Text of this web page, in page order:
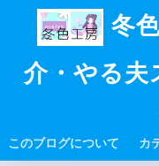
冬
介・やる夫
このブログについて カ